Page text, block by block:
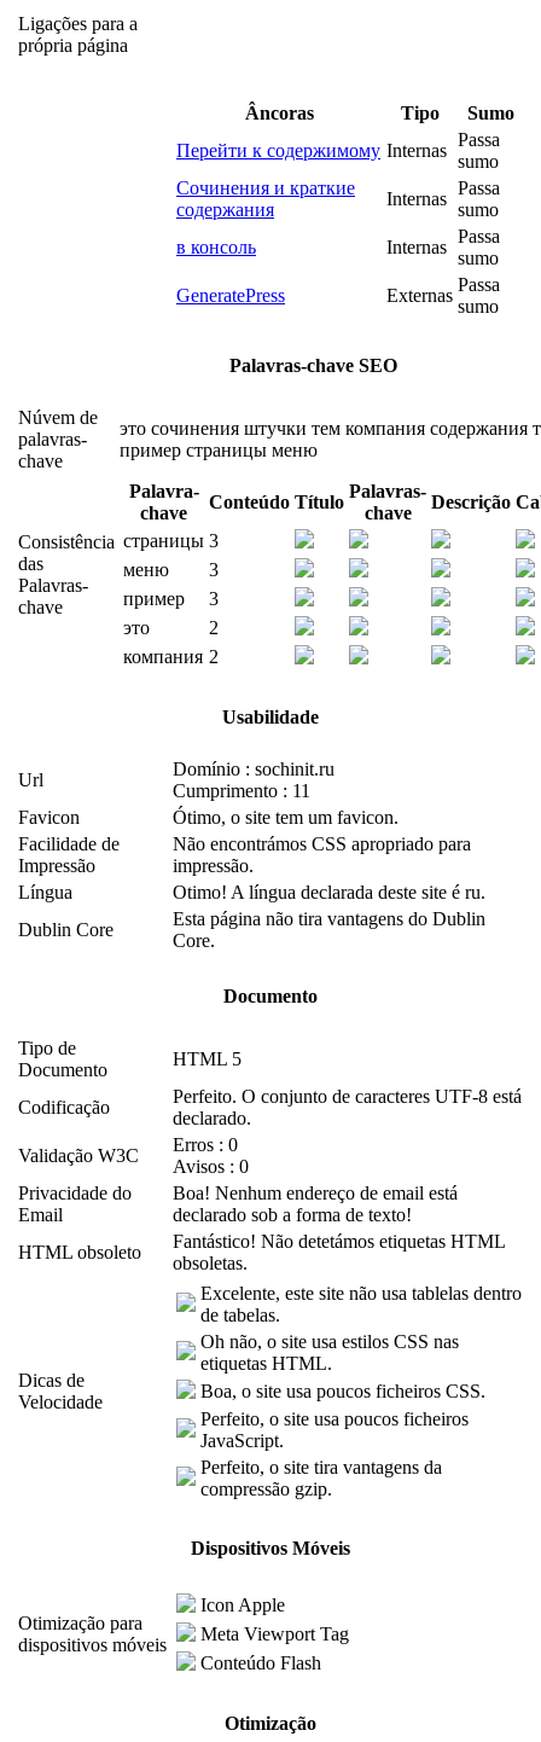
Ligações para a
própria página
Âncoras Tipo
Sumo
Перейти к содержимому Internas
Passa
sumo
Сочинения и краткие
содержания
Internas
Passa
sumo
в консоль
Internas
Passa
sumo
GeneratePress
Externas
Passa
sumo
Palavras-chave SEO
Núvem de
palavras-
chave
это сочинения штучки тем компания содержания
пример страницы меню
Consistência
das
Palavras-
chave
Palavra-
chave
Conteúdo Título
Palavras-
chave
Descrição
страницы 3
меню
3
пример
3
это
2
компания 2
Usabilidade
Url
Domínio : sochinit.ru
Cumprimento : 11
Favicon
Ótimo, o site tem um favicon.
Facilidade de
Impressão
Não encontrámos CSS apropriado para
impressão.
Língua
Otimo! A língua declarada deste site é ru.
Dublin Core
Esta página não tira vantagens do Dublin
Core.
Documento
Tipo de
Documento
HTML 5
Codificação
Perfeito. O conjunto de caracteres UTF-8 está
declarado.
Validação W3C
Erros : 0
Avisos : 0
Privacidade do
Email
Boa! Nenhum endereço de email está
declarado sob a forma de texto!
HTML obsoleto
Fantástico! Não detetámos etiquetas HTML
obsoletas.
Dicas de
Velocidade
Excelente, este site não usa tablelas dentro
de tabelas.
Oh não, o site usa estilos CSS nas
etiquetas HTML.
Boa, o site usa poucos ficheiros CSS.
Perfeito, o site usa poucos ficheiros
JavaScript.
Perfeito, o site tira vantagens da
compressão gzip.
Dispositivos Móveis
Otimização para
dispositivos móveis
Icon Apple
Meta Viewport Tag
Conteúdo Flash
Otimização